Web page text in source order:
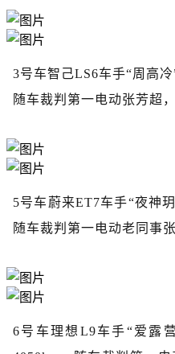
3号车智己LS6车手“周高
随车裁判第一电动张芳超
5号车蔚来ET7车手“夜神
随车裁判第一电动老同事
6号车理想L9车手“爱露